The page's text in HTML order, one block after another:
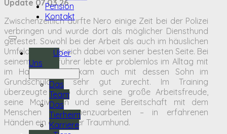
Pension
Kontakt
Über
Uns
Das
Team
Das
Tierheim
Karriere
Update 07.03.26
Zwischenzeitlich durfte Nero einige Zeit bei der Polizei
verbringen und wurde dort als möglicher Diensthund
getestet. Sowohl bei der Arbeit als auch im häuslichen
Umfeld zeigte er sich dabei von seiner besten Seite. Bei
seinem Hundeführer lebte er problemlos im Alltag mit
im Haushalt und kam auch mit dessen Sohn im
Grundschulalter sehr gut zurecht. Im Training
überzeugte Nero durch seine große Arbeitsfreude,
seine Motivation und seine Bereitschaft mit dem
Menschen zusammenzuarbeiten – in erfahrenen
Händen ein absoluter Traumhund.